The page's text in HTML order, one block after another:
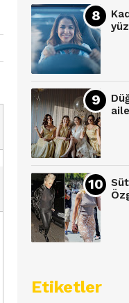
Etiketler